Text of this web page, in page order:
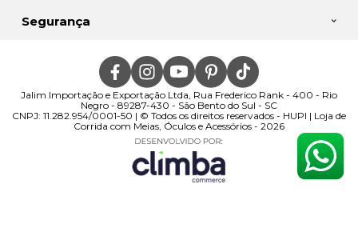
Segurança
Jalim Importação e Exportação Ltda, Rua Frederico Rank - 400 - Rio
Negro - 89287-430 - São Bento do Sul - SC
CNPJ: 11.282.954/0001-50 | © Todos os direitos reservados - HUPI | Loja de
Corrida com Meias, Óculos e Acessórios - 2026